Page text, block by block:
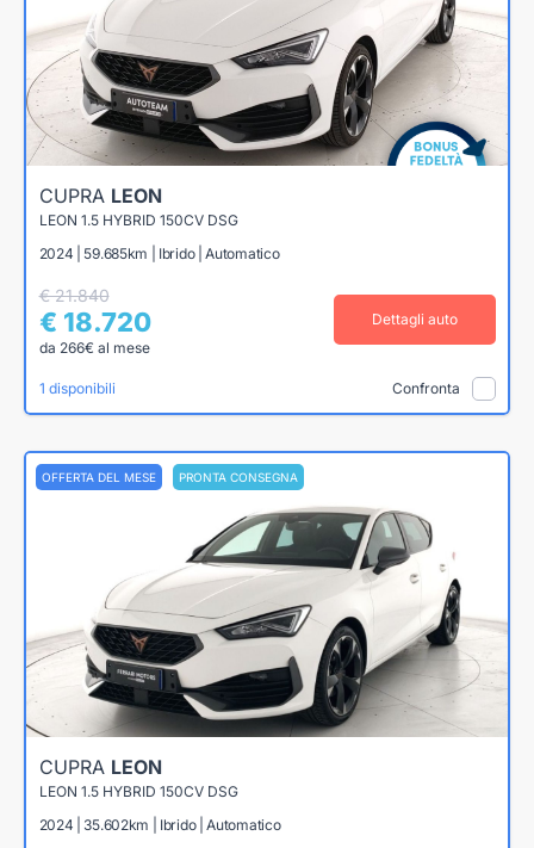
CUPRA LEON
LEON 1.5 HYBRID 150CV DSG
2024 | 59.685km | Ibrido | Automatico
€ 21.840
€ 18.720
da 266€ al mese
Dettagli auto
1 disponibili Confronta
OFFERTA DEL MESE PRONTA CONSEGNA
CUPRA LEON
LEON 1.5 HYBRID 150CV DSG
2024 | 35.602km | Ibrido | Automatico